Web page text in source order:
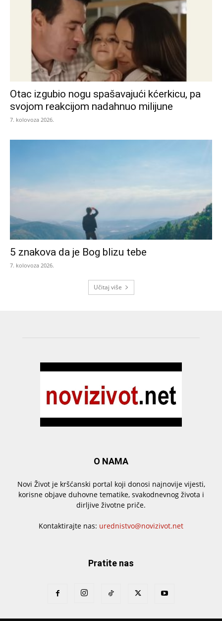
Otac izgubio nogu spašavajući kćerkicu, pa
svojom reakcijom nadahnuo milijune
7. kolovoza 2026.
5 znakova da je Bog blizu tebe
7. kolovoza 2026.
Učitaj više
O NAMA
Novi Život je kršćanski portal koji donosi najnovije vijesti,
korisne objave duhovne tematike, svakodnevnog života i
dirljive životne priče.
Kontaktirajte nas: urednistvo@novizivot.net
Pratite nas